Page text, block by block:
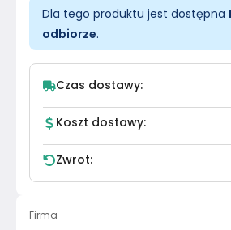
Dla tego produktu jest dostępna
odbiorze.
Czas dostawy:
Koszt dostawy:
Zwrot:
Firma